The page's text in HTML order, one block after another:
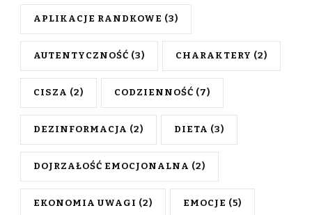
APLIKACJE RANDKOWE (3)
AUTENTYCZNOŚĆ (3) CHARAKTERY (2)
CISZA (2) CODZIENNOŚĆ (7)
DEZINFORMACJA (2) DIETA (3)
DOJRZAŁOŚĆ EMOCJONALNA (2)
EKONOMIA UWAGI (2) EMOCJE (5)